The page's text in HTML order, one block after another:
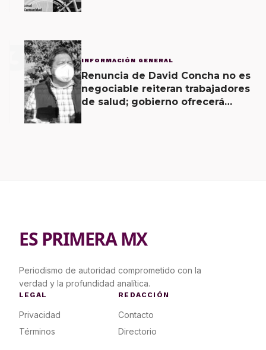
3 INFORMACIÓN GENERAL
Renuncia de David Concha no es
negociable reiteran trabajadores
de salud; gobierno ofrecerá
ES PRIMERA MX
Periodismo de autoridad comprometido con la
verdad y la profundidad analítica.
LEGAL
Privacidad
Términos
REDACCIÓN
Contacto
Directorio